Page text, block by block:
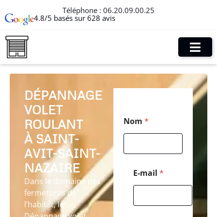
Téléphone : 06.20.09.00.25
4.8/5 basés sur 628 avis
DÉPANNAGE
VOLET
ROULANT
À SAINT-
AVIT-SAINT-
NAZAIRE
Dans le domaine des
fermetures de
l’habitat, le
e
s
a
Nom *
E-mail *